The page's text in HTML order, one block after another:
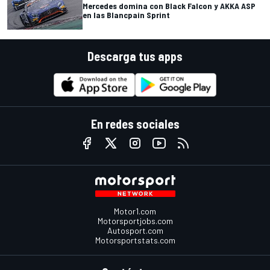
Mercedes domina con Black Falcon y AKKA ASP
en las Blancpain Sprint
Descarga tus apps
En redes sociales
Motor1.com
Motorsportjobs.com
Autosport.com
Motorsportstats.com